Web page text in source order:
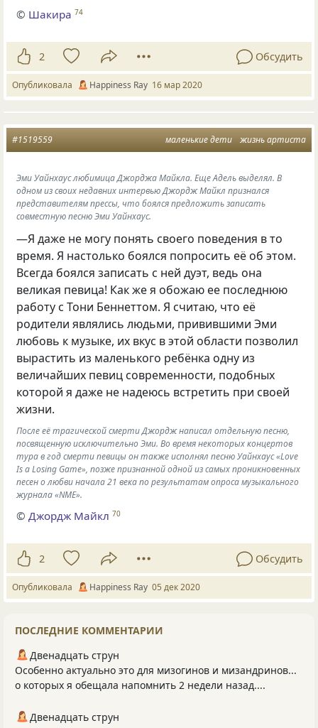
© Шакира 74
2 Обсудить
Опубликовала Happiness Ray 16 мар 2020
маленькие дети жизнь артиста
#1519559
Эми Уайнхаус любимица Джорджа Майкла. Еще Адель выделял. В
одном из своих недавних интервью Джордж Майкл признался
представителям прессы, что боялся предложить записать
совместную песню Эми Уайнхаус.
—Я даже не могу понять своего поведения в то
время. Я настолько боялся попросить её об этом.
Всегда боялся записать с ней дуэт, ведь она
великая певица! Как же я обожаю ее последнюю
работу с Тони Беннеттом. Я считаю, что её
родители являлись людьми, привившими Эми
любовь к музыке, их вкус в этой области позволил
вырастить из маленького ребёнка одну из
величайших певиц современности, подобных
которой я даже не надеюсь встретить при своей
жизни.
После её трагической смерти Джордж написал отдельную песню,
посвященную исключительно Эми. Во время некоторых концертов
тура в год смерти певицы он также исполнял песню Уайнхаус «Love
Is a Losing Game», позже признанной одной из самых проникновенных
песен о любви начала 21 века по результатам опроса музыкального
журнала «NME».
©Джордж Майкл 70
2 Обсудить
Опубликовала Happiness Ray 05 дек 2020
ПОСЛЕДНИЕ КОММЕНТАРИИ
Двенадцать струн
Особенно актуально это для мизогинов и мизандринов...
о которых я обещала напомнить 2 недели назад....
Двенадцать струн